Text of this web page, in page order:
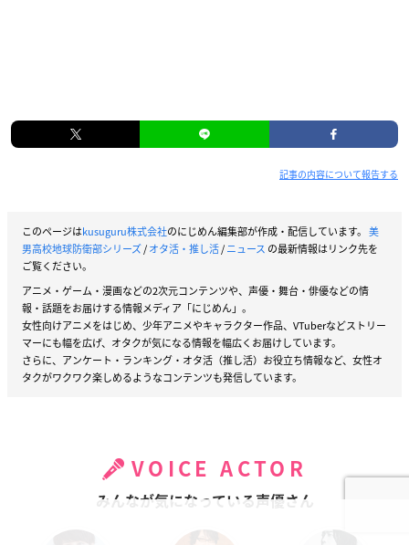
記事の内容について報告する
このページはkusuguru株式会社のにじめん編集部が作成・配信しています。 美
男高校地球防衛部シリーズ/オタ活・推し活/ニュース の最新情報はリンク先を
ご覧ください。
アニメ・ゲーム・漫画などの2次元コンテンツや、声優・舞台・俳優などの情
報・話題をお届けする情報メディア「にじめん」。
女性向けアニメをはじめ、少年アニメやキャラクター作品、VTuberなどストリー
マーにも幅を広げ、オタクが気になる情報を幅広くお届けしています。
さらに、アンケート・ランキング・オタ活（推し活）お役立ち情報など、女性オ
タクがワクワク楽しめるようなコンテンツも発信しています。
VOICE ACTOR
みんなが気になっている声優さん